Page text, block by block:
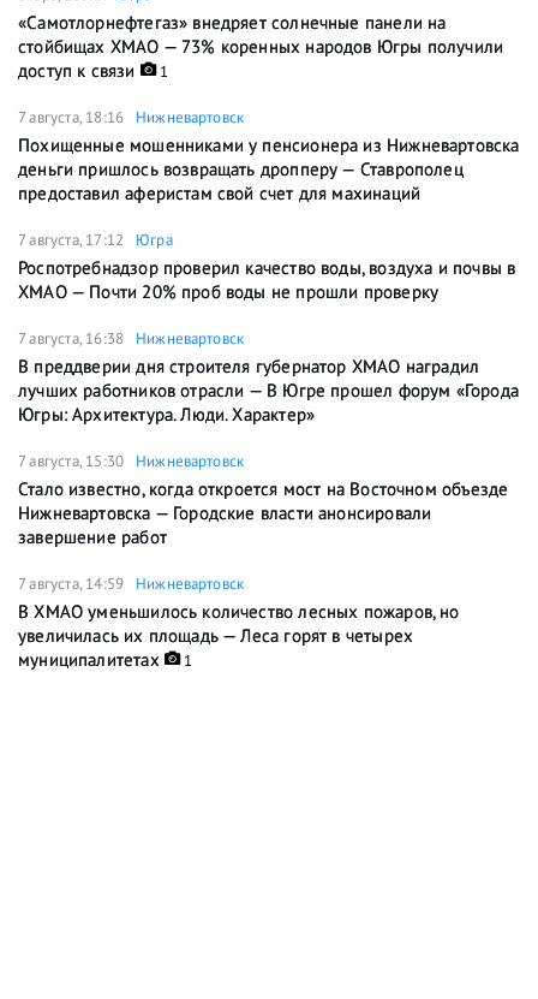
«Самотлорнефтегаз» внедряет солнечные панели на
стойбищах ХМАО — 73% коренных народов Югры получили
доступ к связи
1
7 августа, 18:16 Нижневартовск
Похищенные мошенниками у пенсионера из Нижневартовска
деньги пришлось возвращать дропперу — Ставрополец
предоставил аферистам свой счет для махинаций
7 августа, 17:12 Югра
Роспотребнадзор проверил качество воды, воздуха и почвы в
ХМАО — Почти 20% проб воды не прошли проверку
7 августа, 16:38 Нижневартовск
В преддверии дня строителя губернатор ХМАО наградил
лучших работников отрасли — В Югре прошел форум «Города
Югры: Архитектура. Люди. Характер»
7 августа, 15:30 Нижневартовск
Стало известно, когда откроется мост на Восточном объезде
Нижневартовска — Городские власти анонсировали
завершение работ
7 августа, 14:59 Нижневартовск
В ХМАО уменьшилось количество лесных пожаров, но
увеличилась их площадь — Леса горят в четырех
муниципалитетах
1